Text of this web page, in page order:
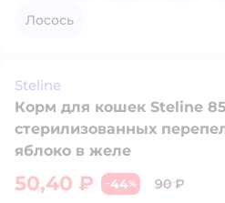
лосось
Steline
Корм для кошек Steline
стерилизованных
яблоко в желе
50,40 ₽ −44% 90 ₽